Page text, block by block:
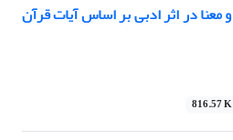
در اثر ادبی بر اساس آیات قرآن
816.57 K